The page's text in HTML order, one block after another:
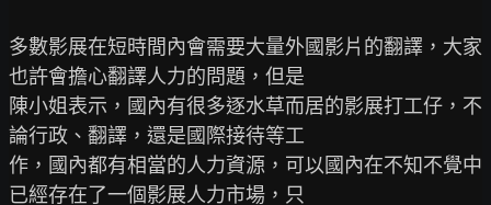
多數影展在短時間內會需要大量外國影片的翻譯，大家
也許會擔心翻譯人力的問題，但是
陳小姐表示，國內有很多逐水草而居的影展打工仔，不
論行政、翻譯，還是國際接待等工
作，國內都有相當的人力資源，可以國內在不知不覺中
已經存在了一個影展人力市場，只